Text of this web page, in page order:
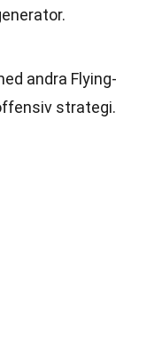
andra Flying-
strategi.